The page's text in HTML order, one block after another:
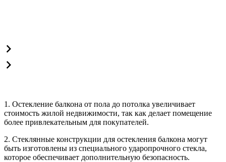
1. Остекление балкона от пола до потолка увеличивает
стоимость жилой недвижимости, так как делает помещение
более привлекательным для покупателей.
2. Стеклянные конструкции для остекления балкона могут
быть изготовлены из специального ударопрочного стекла,
которое обеспечивает дополнительную безопасность.